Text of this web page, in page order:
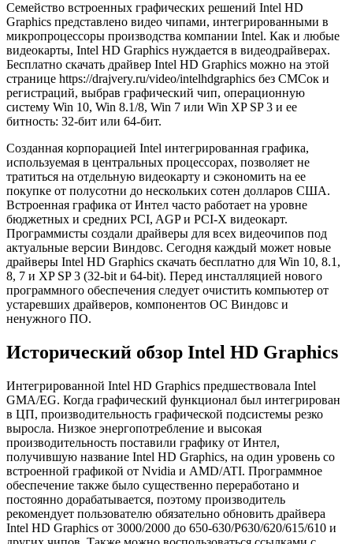
Семейство встроенных графических решений Intel HD
Graphics представлено видео чипами, интегрированными в
микропроцессоры производства компании Intel. Как и любые
видеокарты, Intel HD Graphics нуждается в видеодрайверах.
Бесплатно скачать драйвер Intel HD Graphics можно на этой
странице https://drajvery.ru/video/intelhdgraphics без СМСок и
регистраций, выбрав графический чип, операционную
систему Win 10, Win 8.1/8, Win 7 или Win XP SP 3 и ее
битность: 32-бит или 64-бит.
Созданная корпорацией Intel интегрированная графика,
используемая в центральных процессорах, позволяет не
тратиться на отдельную видеокарту и сэкономить на ее
покупке от полусотни до нескольких сотен долларов США.
Встроенная графика от Интел часто работает на уровне
бюджетных и средних PCI, AGP и PCI-X видеокарт.
Программисты создали драйверы для всех видеочипов под
актуальные версии Виндовс. Сегодня каждый может новые
драйверы Intel HD Graphics скачать бесплатно для Win 10, 8.1,
8, 7 и XP SP 3 (32-bit и 64-bit). Перед инсталляцией нового
программного обеспечения следует очистить компьютер от
устаревших драйверов, компонентов ОС Виндовс и
ненужного ПО.
Исторический обзор Intel HD Graphics
Интегрированной Intel HD Graphics предшествовала Intel
GMA/EG. Когда графический функционал был интегрирован
в ЦП, производительность графической подсистемы резко
выросла. Низкое энергопотребление и высокая
производительность поставили графику от Интел,
получившую название Intel HD Graphics, на один уровень со
встроенной графикой от Nvidia и AMD/ATI. Программное
обеспечение также было существенно переработано и
постоянно дорабатывается, поэтому производитель
рекомендует пользователю обязательно обновить драйвера
Intel HD Graphics от 3000/2000 до 650-630/P630/620/615/610 и